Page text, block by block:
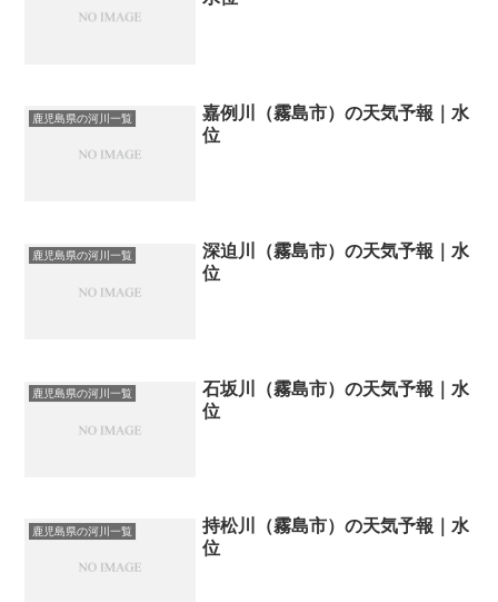
鹿児島県の河川一覧
嘉例川（霧島市）の天気予報｜水
位
鹿児島県の河川一覧
深迫川（霧島市）の天気予報｜水
位
鹿児島県の河川一覧
石坂川（霧島市）の天気予報｜水
位
鹿児島県の河川一覧
持松川（霧島市）の天気予報｜水
位